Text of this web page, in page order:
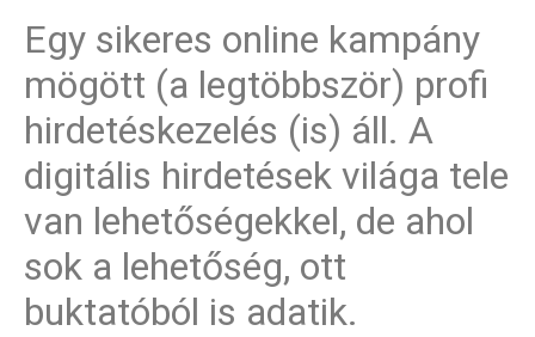
Egy sikeres online kampány
mögött (a legtöbbször) profi
hirdetéskezelés (is) áll. A
digitális hirdetések világa tele
van lehetőségekkel, de ahol
sok a lehetőség, ott
buktatóból is adatik.